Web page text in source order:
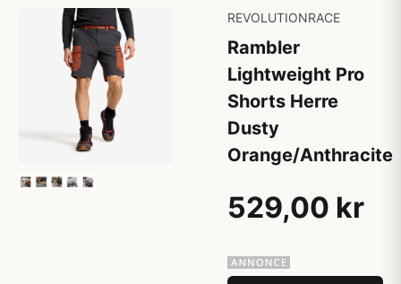
REVOLUTIONRACE
Rambler
Lightweight Pro
Shorts Herre
Dusty
Orange/Anthracite
529,00 kr